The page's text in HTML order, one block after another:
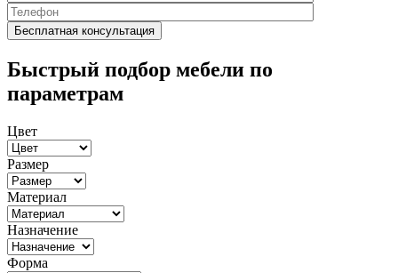
Быстрый подбор мебели по
параметрам
Цвет
Размер
Материал
Назначение
Форма